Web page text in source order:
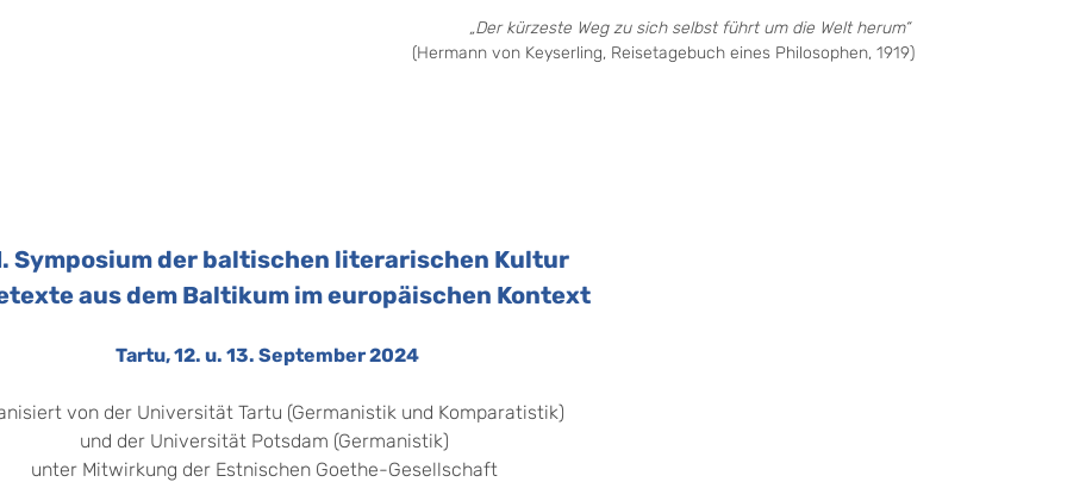
„Der kürzeste Weg zu sich selbst führt um die Welt herum“
(Hermann von Keyserling, Reisetagebuch eines Philosophen, 1919)
Symposium der baltischen literarischen Kultur
aus dem Baltikum im europäischen Kontext
Tartu, 12. u. 13. September 2024
von der Universität Tartu (Germanistik und Komparatistik)
und der Universität Potsdam (Germanistik)
unter Mitwirkung der Estnischen Goethe-Gesellschaft